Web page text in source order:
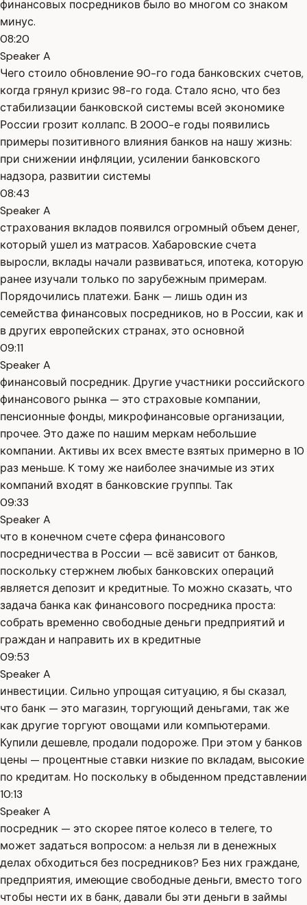
финансовых посредников было во многом со знаком
минус.
08:20
Speaker A
Чего стоило обновление 90-го года банковских счетов,
когда грянул кризис 98-го года. Стало ясно, что без
стабилизации банковской системы всей экономике
России грозит коллапс. В 2000-е годы появились
примеры позитивного влияния банков на нашу жизнь:
при снижении инфляции, усилении банковского
надзора, развитии системы
08:43
Speaker A
страхования вкладов появился огромный объем денег,
который ушел из матрасов. Хабаровские счета
выросли, вклады начали развиваться, ипотека, которую
ранее изучали только по зарубежным примерам.
Порядочились платежи. Банк — лишь один из
семейства финансовых посредников, но в России, как и
в других европейских странах, это основной
09:11
Speaker A
финансовый посредник. Другие участники российского
финансового рынка — это страховые компании,
пенсионные фонды, микрофинансовые организации,
прочее. Это даже по нашим меркам небольшие
компании. Активы их всех вместе взятых примерно в 10
раз меньше. К тому же наиболее значимые из этих
компаний входят в банковские группы. Так
09:33
Speaker A
что в конечном счете сфера финансового
посредничества в России — всё зависит от банков,
поскольку стержнем любых банковских операций
является депозит и кредитные. То можно сказать, что
задача банка как финансового посредника проста:
собрать временно свободные деньги предприятий и
граждан и направить их в кредитные
09:53
Speaker A
инвестиции. Сильно упрощая ситуацию, я бы сказал,
что банк — это магазин, торгующий деньгами, так же
как другие торгуют овощами или компьютерами.
Купили дешевле, продали подороже. При этом у банков
цены — процентные ставки низкие по вкладам, высокие
по кредитам. Но поскольку в обыденном представлении
10:13
Speaker A
посредник — это скорее пятое колесо в телеге, то
может задаться вопросом: а нельзя ли в денежных
делах обходиться без посредников? Без них граждане,
предприятия, имеющие свободные деньги, вместо того
чтобы нести их в банк, давали бы эти деньги в займы